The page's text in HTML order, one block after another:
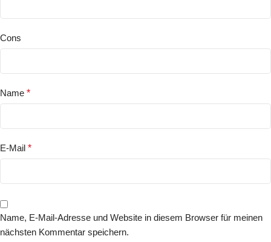
Cons
Name *
E-Mail *
Name, E-Mail-Adresse und Website in diesem Browser für meinen
nächsten Kommentar speichern.